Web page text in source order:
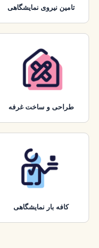
تامین نیروی نمایشگاهی
طراحی و ساخت غرفه
کافه بار نمایشگاهی